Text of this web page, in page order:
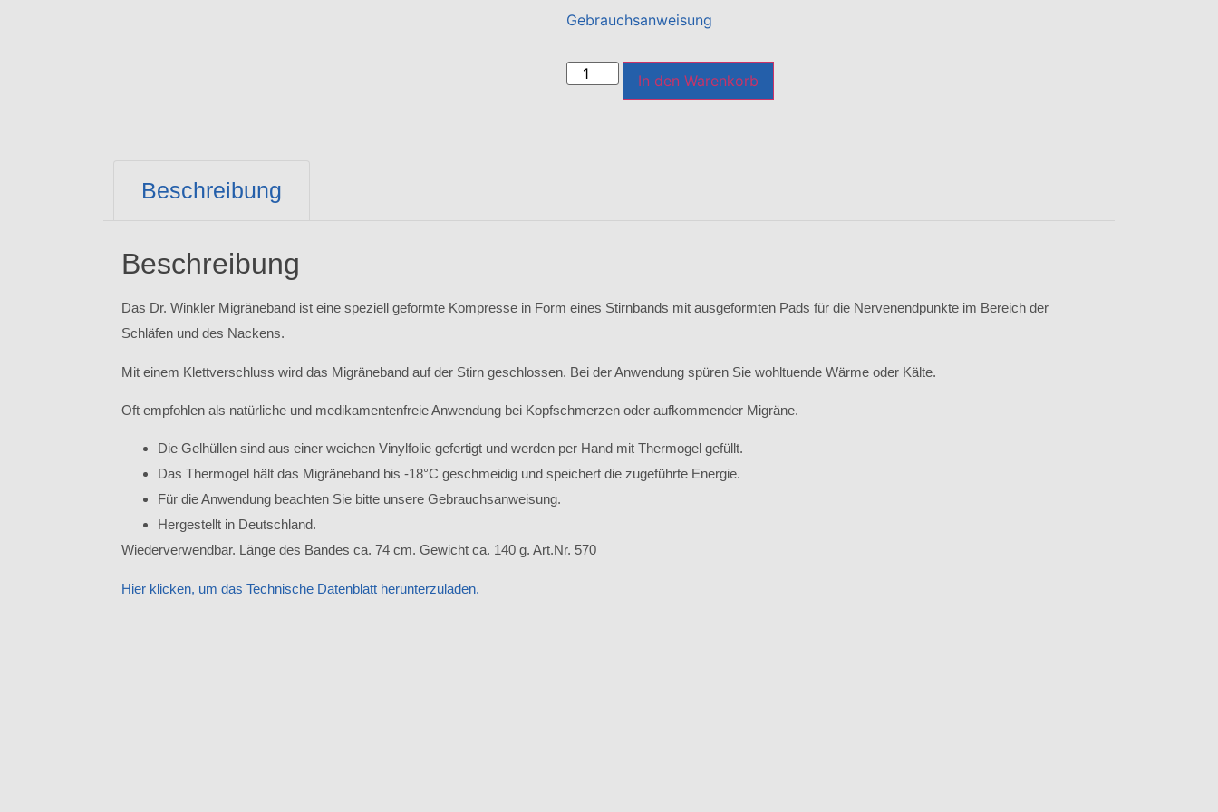
Gebrauchsanweisung
In den Warenkorb
Beschreibung
Beschreibung
Das Dr. Winkler Migräneband ist eine speziell geformte Kompresse in Form eines Stirnbands mit ausgeformten Pads für die Nervenendpunkte im Bereich der
Schläfen und des Nackens.
Mit einem Klettverschluss wird das Migräneband auf der Stirn geschlossen. Bei der Anwendung spüren Sie wohltuende Wärme oder Kälte.
Oft empfohlen als natürliche und medikamentenfreie Anwendung bei Kopfschmerzen oder aufkommender Migräne.
Die Gelhüllen sind aus einer weichen Vinylfolie gefertigt und werden per Hand mit Thermogel gefüllt.
Das Thermogel hält das Migräneband bis -18°C geschmeidig und speichert die zugeführte Energie.
Für die Anwendung beachten Sie bitte unsere Gebrauchsanweisung.
Hergestellt in Deutschland.
Wiederverwendbar. Länge des Bandes ca. 74 cm. Gewicht ca. 140 g. Art.Nr. 570
Hier klicken, um das Technische Datenblatt herunterzuladen.